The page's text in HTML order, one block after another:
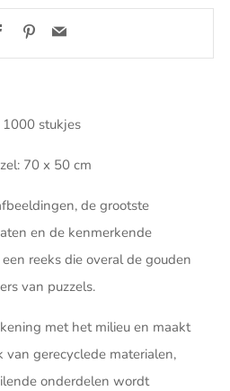
FacebookPinterest
Email
1000 stukjes
70 x 50 cm
de grootste
en de kenmerkende
reeks die overal de gouden
van puzzels.
met het milieu en maakt
gerecyclede materialen,
onderdelen wordt